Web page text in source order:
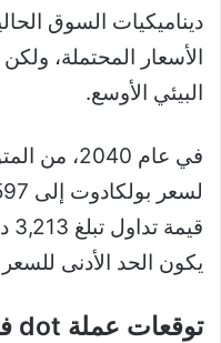
ديناميكيات السوق
الأسعار المحتملة،
البيئي الأوسع.
في عام
يكون الحد الأدنى للسعر حوالي 2,977
توقعات عملة dot في 2050